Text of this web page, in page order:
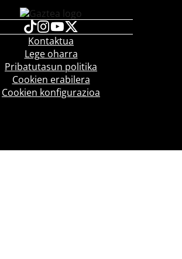
Kontaktua
Lege oharra
Pribatutasun politika
Cookien erabilera
Cookien konfigurazioa